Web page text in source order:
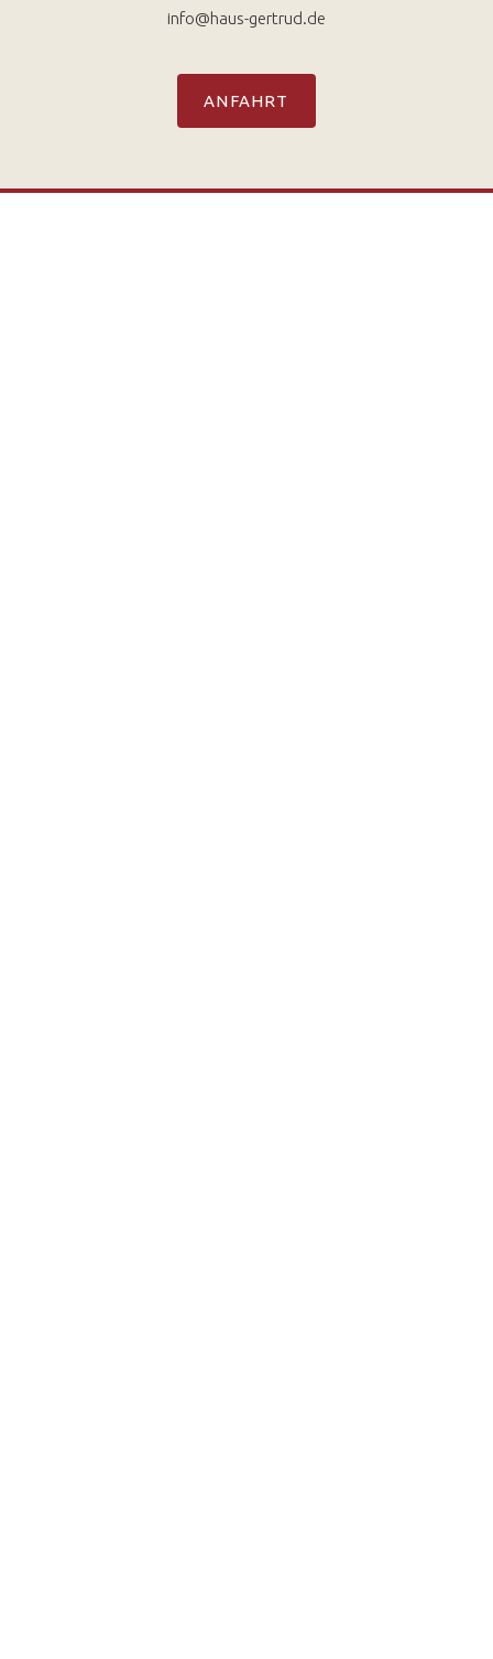
info@haus-gertrud.de
ANFAHRT